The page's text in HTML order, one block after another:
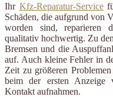
Ihr Kfz-Reparatur-Service
Schäden, die aufgrund von
worden sind, reparieren
qualitativ hochwertig. Zu
Bremsen und die
auf. Auch kleine Fehler in
Zeit zu größeren
beim der ersten
Kontakt aufnahmen.